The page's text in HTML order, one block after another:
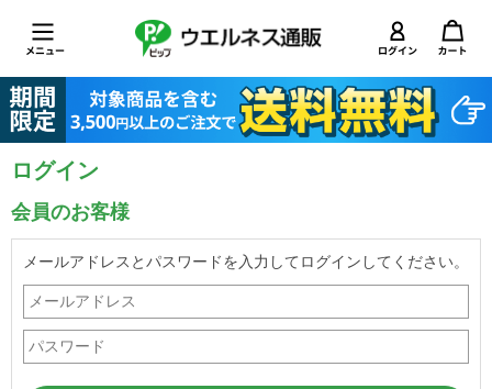
ログイン
会員のお客様
メールアドレスとパスワードを入力してログインしてください。